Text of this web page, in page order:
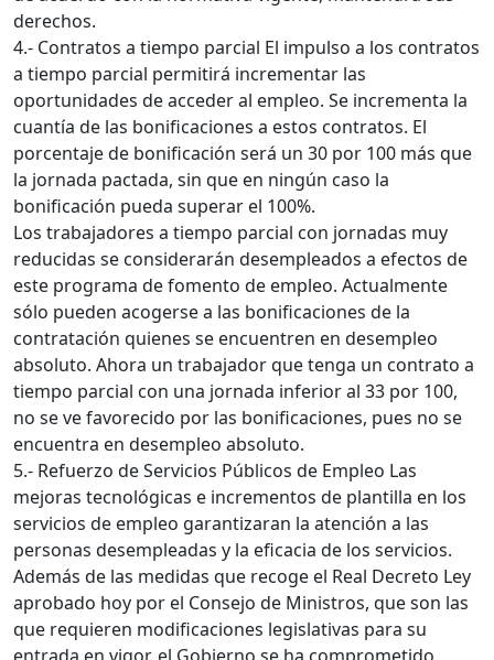
derechos.
4.- Contratos a tiempo parcial El impulso a los contratos
a tiempo parcial permitirá incrementar las
oportunidades de acceder al empleo. Se incrementa la
cuantía de las bonificaciones a estos contratos. El
porcentaje de bonificación será un 30 por 100 más que
la jornada pactada, sin que en ningún caso la
bonificación pueda superar el 100%.
Los trabajadores a tiempo parcial con jornadas muy
reducidas se considerarán desempleados a efectos de
este programa de fomento de empleo. Actualmente
sólo pueden acogerse a las bonificaciones de la
contratación quienes se encuentren en desempleo
absoluto. Ahora un trabajador que tenga un contrato a
tiempo parcial con una jornada inferior al 33 por 100,
no se ve favorecido por las bonificaciones, pues no se
encuentra en desempleo absoluto.
5.- Refuerzo de Servicios Públicos de Empleo Las
mejoras tecnológicas e incrementos de plantilla en los
servicios de empleo garantizaran la atención a las
personas desempleadas y la eficacia de los servicios.
Además de las medidas que recoge el Real Decreto Ley
aprobado hoy por el Consejo de Ministros, que son las
que requieren modificaciones legislativas para su